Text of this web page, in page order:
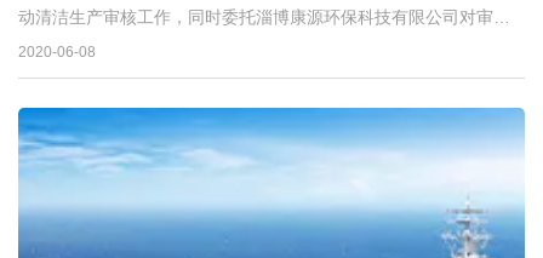
动清洁生产审核工作，同时委托淄博康源环保科技有限公司对审核
工作进行技术方法指导。
2020-06-08